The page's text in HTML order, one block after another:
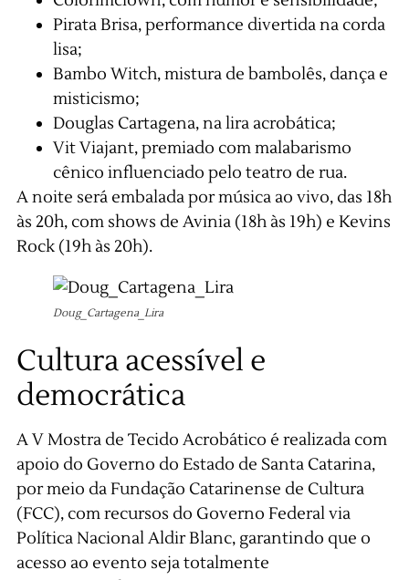
Pirata Brisa, performance divertida na corda
lisa;
Bambo Witch, mistura de bambolês, dança e
misticismo;
Douglas Cartagena, na lira acrobática;
Vit Viajant, premiado com malabarismo
cênico influenciado pelo teatro de rua.
A noite será embalada por música ao vivo, das 18h
às 20h, com shows de Avinia (18h às 19h) e Kevins
Rock (19h às 20h).
Doug_Cartagena_Lira
Cultura acessível e
democrática
A V Mostra de Tecido Acrobático é realizada com
apoio do Governo do Estado de Santa Catarina,
por meio da Fundação Catarinense de Cultura
(FCC), com recursos do Governo Federal via
Política Nacional Aldir Blanc, garantindo que o
acesso ao evento seja totalmente